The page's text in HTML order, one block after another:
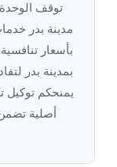
توقف الوحدة
مدينة بدر
بأسعار
بمدينة بدر
يمنحكم توكيل
أصلية